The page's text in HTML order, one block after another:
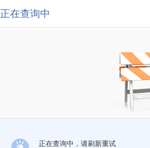
正在查询中
正在查询中，请刷新重试